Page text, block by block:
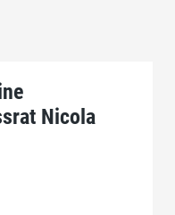
Nicola